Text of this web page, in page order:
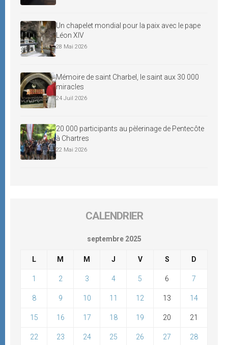
Un chapelet mondial pour la paix avec le pape
Léon XIV
28 Mai 2026
Mémoire de saint Charbel, le saint aux 30 000
miracles
24 Juil 2026
20 000 participants au pèlerinage de Pentecôte
à Chartres
22 Mai 2026
CALENDRIER
septembre 2025
L M M J V S D
1 2 3 4 5 6 7
8 9 10 11 12 13 14
15 16 17 18 19 20 21
22 23 24 25 26 27 28